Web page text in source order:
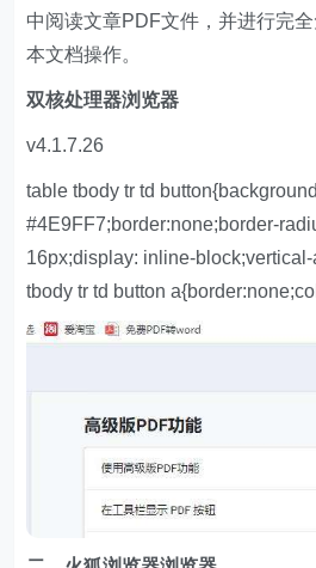
中阅读文章PDF文件，并进行完
本文档操作。
双核处理器浏览器
v4.1.7.26
table tbody tr td
#4E9FF7;border:none;border-
16px;display: inline-
tbody tr td button